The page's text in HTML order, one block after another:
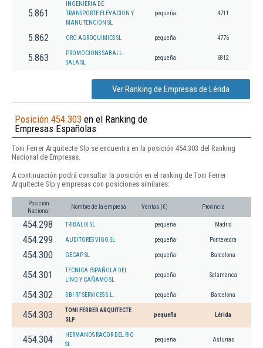
5.861
INGENIERIA DE
TRANSPORTE ELEVACION Y
MANUTENCION SL
pequeña 4711
5.862 ORO AGROQUIMICS SL pequeña 4776
5.863
PROMOCIONS SABALL-
SALA SL
pequeña 6812
Ver Ranking de Empresas de Lérida
Posición 454.303 en el Ranking de
Empresas Españolas
Toni Ferrer Arquitecte Slp se encuentra en la posición 454.303 del Ranking
Nacional de Empresas.
A continuación podrá consultar la posición en el ranking de Toni Ferrer
Arquitecte Slp y empresas con posiciones similares:
Posición
Nacional
Nombre de la empresa Ventas (€) Provincia
454.298 TRIBALIX SL pequeña Madrid
454.299 AUDITORES VIGO SL pequeña Pontevedra
454.300 GECAP SL pequeña Barcelona
454.301
TECNICA ESPAÑOLA DEL
LINO Y CAÑAMO SL
pequeña Salamanca
454.302 DBI RF SERVICES S.L. pequeña Barcelona
454.303
TONI FERRER ARQUITECTE
SLP
pequeña Lérida
454.304
HERMANOS RACOR DEL RIO
SL
pequeña Asturias